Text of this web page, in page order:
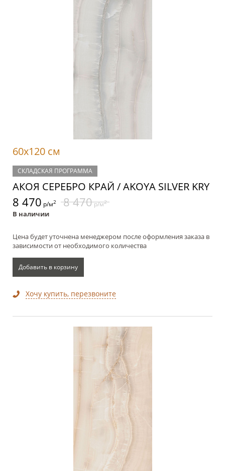
60x120 см
СКЛАДСКАЯ ПРОГРАММА
АКОЯ СЕРЕБРО КРАЙ / AKOYA SILVER KRY
8 470 р/м2 8 470р/м2
В наличии
Цена будет уточнена менеджером после оформления заказа в
зависимости от необходимого количества
Добавить в корзину
Хочу купить, перезвоните